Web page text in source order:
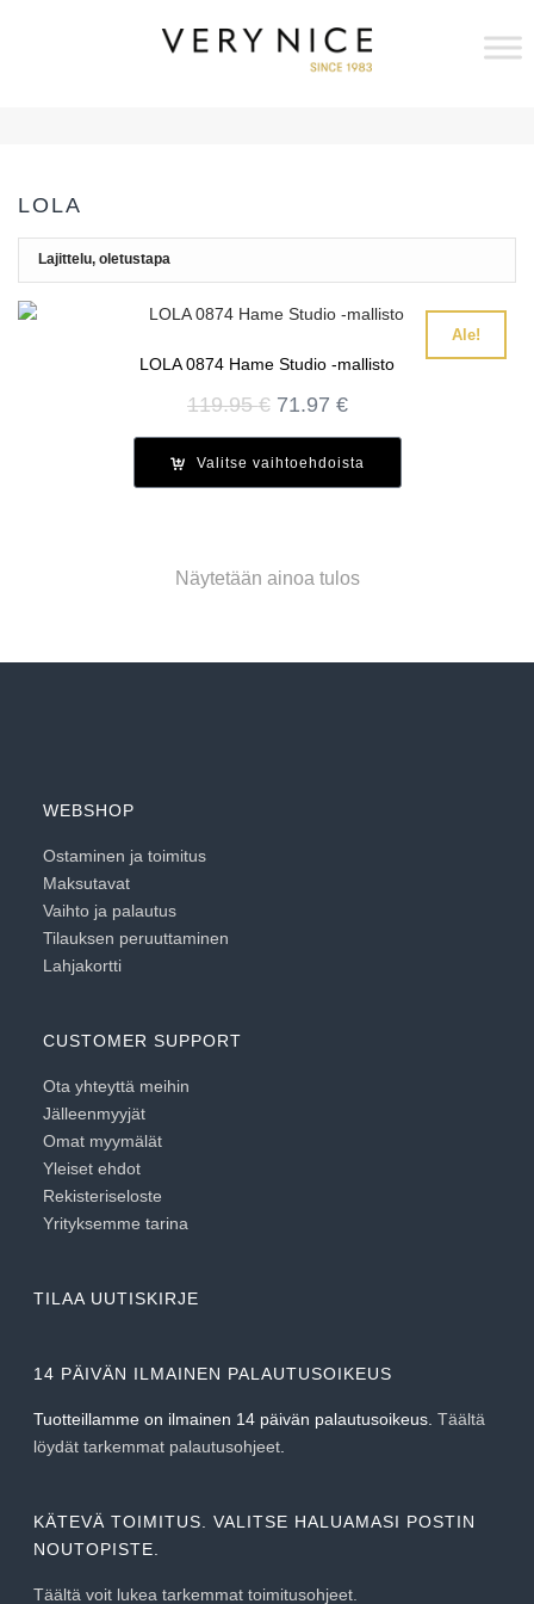
LOLA
Ale!
LOLA 0874 Hame Studio -mallisto
119.95€ Alkuperäinen
oli:
71.97 €Nykyinen
on:
Valitse vaihtoehdoista
Näytetään ainoa tulos
WEBSHOP
Ostaminen ja toimitus
Maksutavat
Vaihto ja palautus
Tilauksen peruuttaminen
Lahjakortti
CUSTOMER SUPPORT
Ota yhteyttä meihin
Jälleenmyyjät
Omat myymälät
Yleiset ehdot
Rekisteriseloste
Yrityksemme tarina
TILAA UUTISKIRJE
14 PÄIVÄN ILMAINEN PALAUTUSOIKEUS
Tuotteillamme on ilmainen 14 päivän palautusoikeus.Täältä
löydät tarkemmat palautusohjeet
KÄTEVÄ TOIMITUS. VALITSE HALUAMASI POSTIN
NOUTOPISTE.
Täältä voit lukea tarkemmat toimitusohjeet.